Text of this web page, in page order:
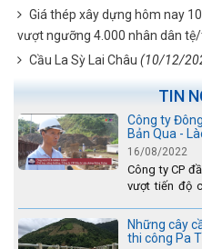
Giá thép xây dựng hôm nay
vượt ngưỡng 4.000 nhân dân
Cầu La Sỳ Lai Châu (10/12/
TIN
Công ty
Bản Qua -
16/08/2022
Công ty CP
vượt tiến độ
Lào Cai.
Những cây
thi công Pa